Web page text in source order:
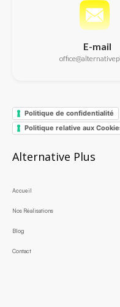
E-mail
Politique de confidentialité
Politique relative aux
Alternative Plus
Accueil
Nos Réalisations
Blog
Contact